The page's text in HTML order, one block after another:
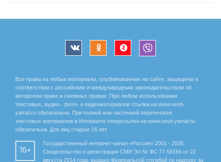
Все права на любые материалы, опубликованные на сайте, защищены в
соответствии с российским и международным законодательством об
авторском праве и смежных правах. При любом использовании
текстовых, аудио-, фото- и видеоматериалов ссылка на www.vesti-
yamal.ru обязательна. При полной или частичной перепечатке
текстовых материалов в Интернете гиперссылка на www.vesti-yamal.ru
обязательна. Для лиц старше 16 лет.
16+
Государственный интернет-канал «Россия» 2001 - 2026.
Свидетельство о регистрации СМИ Эл № ФС 77-59166 от 22
августа 2014 года, выдано Федеральной службой по надзору за